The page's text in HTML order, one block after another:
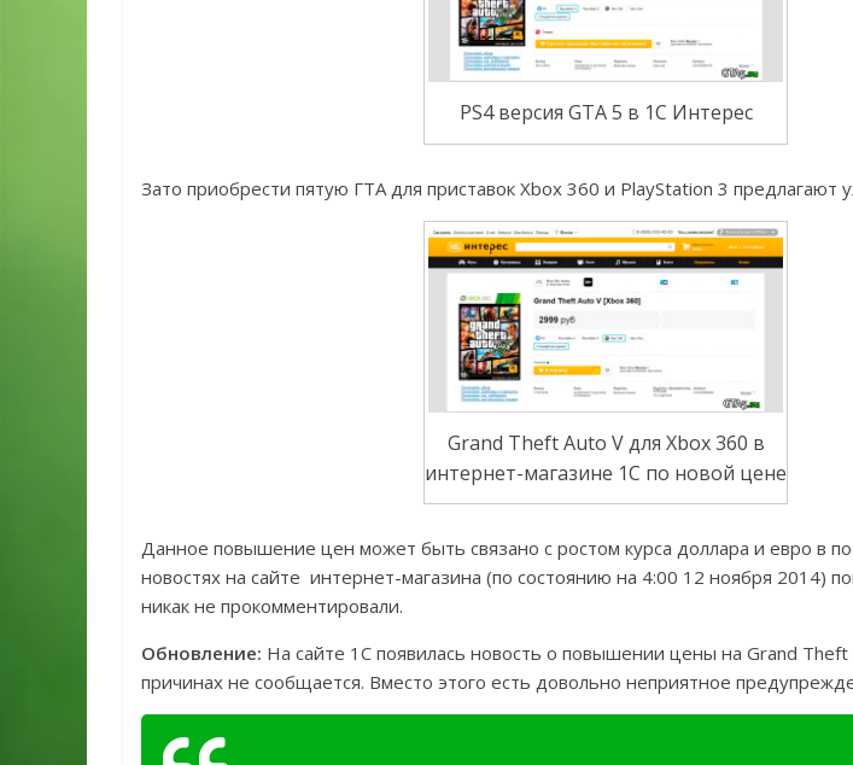
PS4 версия GTA 5 в 1С Интерес
Зато приобрести пятую ГТА для приставок Xbox 360 и PlayStation 3 предлагают
Grand Theft Auto V для Xbox 360 в
интернет-магазине 1С по новой цене
Данное повышение цен может быть связано с ростом курса доллара и евро в
новостях на сайте интернет-магазина (по состоянию на 4:00 12 ноября 2014)
никак не прокомментировали.
Обновление: На сайте 1С появилась новость о повышении цены на Grand Theft
причинах не сообщается. Вместо этого есть довольно неприятное